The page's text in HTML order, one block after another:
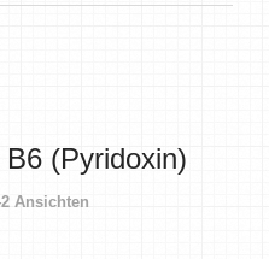
(Pyridoxin)
Ansichten